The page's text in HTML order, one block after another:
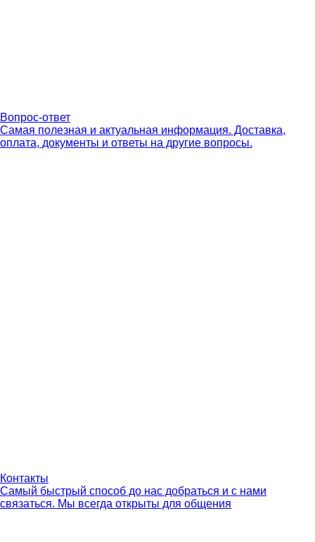
Вопрос-ответ
Самая полезная и актуальная информация. Доставка,
оплата, документы и ответы на другие вопросы.
Контакты
Самый быстрый способ до нас добраться и с нами
связаться. Мы всегда открыты для общения